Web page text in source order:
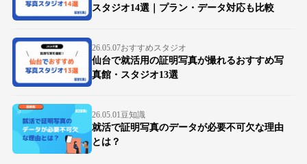
スタジオ14選｜プラン・データ対応も比較
26.05.07おすすめスタジオ
仙台で就活用の証明写真が撮れるおすすめ写
真館・スタジオ13選
26.05.01 豆知識
就活で証明写真のデータが必要不可欠な理由
とは？